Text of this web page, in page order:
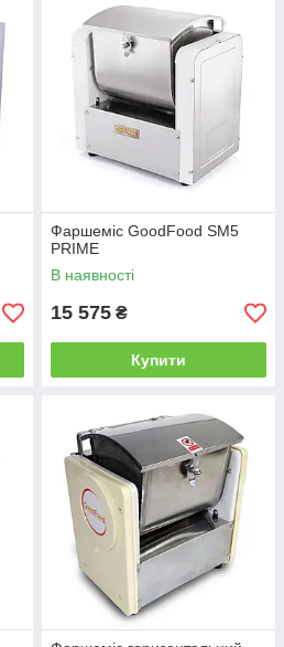
Фаршеміс GoodFood SM5
PRIME
В наявності
15 575 ₴
Купити